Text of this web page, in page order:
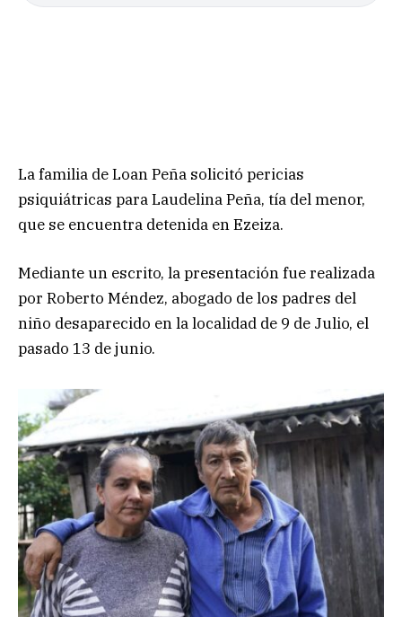
La familia de Loan Peña solicitó pericias
psiquiátricas para Laudelina Peña, tía del menor,
que se encuentra detenida en Ezeiza.
Mediante un escrito, la presentación fue realizada
por Roberto Méndez, abogado de los padres del
niño desaparecido en la localidad de 9 de Julio, el
pasado 13 de junio.